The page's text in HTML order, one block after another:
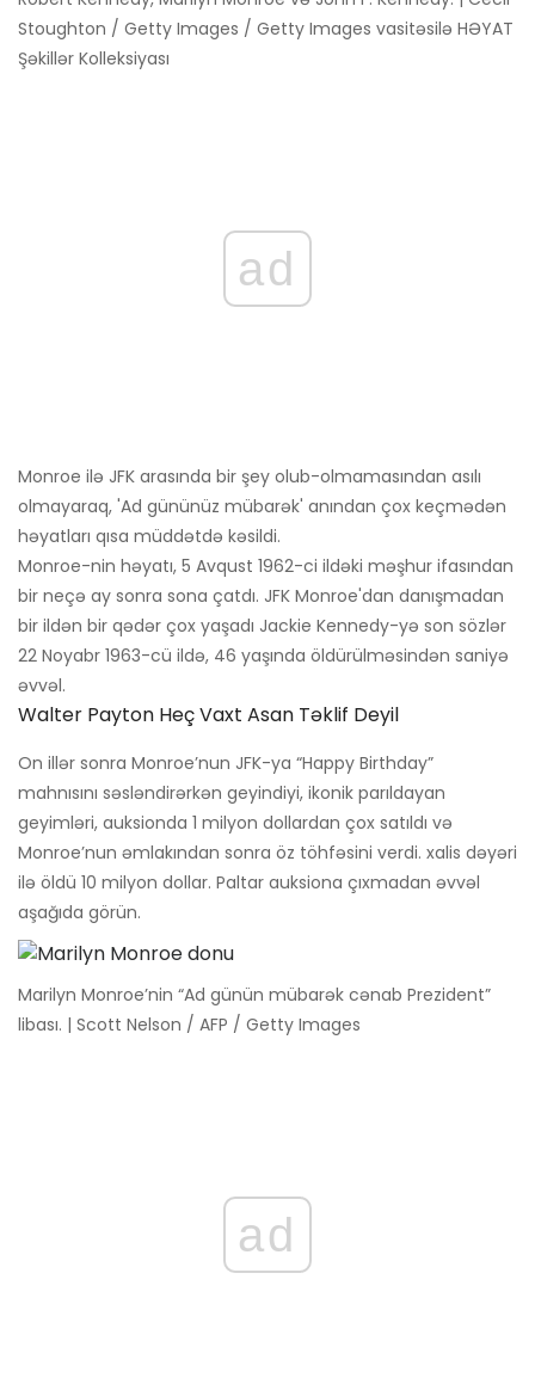
Stoughton / Getty Images / Getty Images vasitəsilə HƏYAT
Şəkillər Kolleksiyası
ad
Monroe ilə JFK arasında bir şey olub-olmamasından asılı
olmayaraq, 'Ad gününüz mübarək' anından çox keçmədən
həyatları qısa müddətdə kəsildi.
Monroe-nin həyatı, 5 Avqust 1962-ci ildəki məşhur ifasından
bir neçə ay sonra sona çatdı. JFK Monroe'dan danışmadan
bir ildən bir qədər çox yaşadı Jackie Kennedy-yə son sözlər
22 Noyabr 1963-cü ildə, 46 yaşında öldürülməsindən saniyə
əvvəl.
Walter Payton Heç Vaxt Asan Təklif Deyil
On illər sonra Monroe’nun JFK-ya “Happy Birthday”
mahnısını səsləndirərkən geyindiyi, ikonik parıldayan
geyimləri, auksionda 1 milyon dollardan çox satıldı və
Monroe’nun əmlakından sonra öz töhfəsini verdi. xalis dəyəri
ilə öldü 10 milyon dollar. Paltar auksiona çıxmadan əvvəl
aşağıda görün.
Marilyn Monroe’nin “Ad günün mübarək cənab Prezident”
libası. | Scott Nelson / AFP / Getty Images
ad